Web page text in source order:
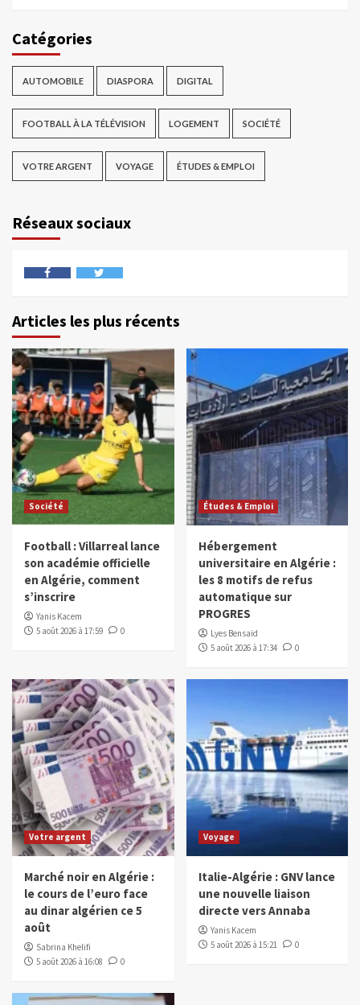
Catégories
AUTOMOBILE DIASPORA DIGITAL
FOOTBALL À LA TÉLÉVISION LOGEMENT SOCIÉTÉ
VOTRE ARGENT VOYAGE ÉTUDES & EMPLOI
Réseaux sociaux
Articles les plus récents
Société
Football : Villarreal lance
son académie officielle
en Algérie, comment
s’inscrire
Yanis Kacem
5 août 2026 à 17:59
0
Études & Emploi
Hébergement
universitaire en Algérie :
les 8 motifs de refus
automatique sur
PROGRES
Lyes Bensaïd
5 août 2026 à 17:34
0
Votre argent
Marché noir en Algérie :
le cours de l’euro face
au dinar algérien ce 5
août
Sabrina Khelifi
5 août 2026 à 16:08
0
Voyage
Italie-Algérie : GNV lance
une nouvelle liaison
directe vers Annaba
Yanis Kacem
5 août 2026 à 15:21
0